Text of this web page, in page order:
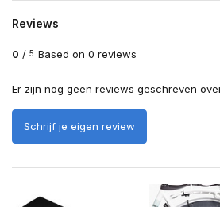
Reviews
0 / 5 Based on 0 reviews
Er zijn nog geen reviews geschreven
Schrijf je eigen review